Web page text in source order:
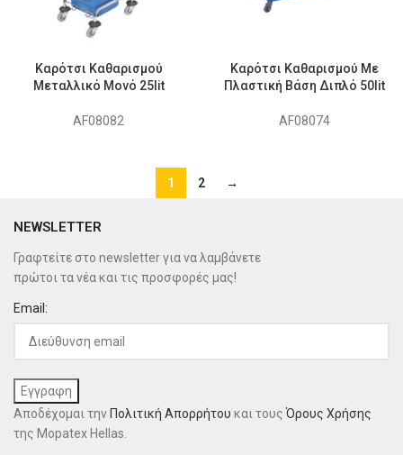
Καρότσι Καθαρισμού
Μεταλλικό Μονό 25lit
AF08082
Καρότσι Καθαρισμού Με
Πλαστική Βάση Διπλό 50lit
AF08074
1 2 →
NEWSLETTER
Γραφτείτε στο newsletter για να λαμβάνετε
πρώτοι τα νέα και τις προσφορές μας!
Email:
Αποδέχομαι την Πολιτική Απορρήτου και τους Όρους Χρήσης
της Mopatex Hellas.